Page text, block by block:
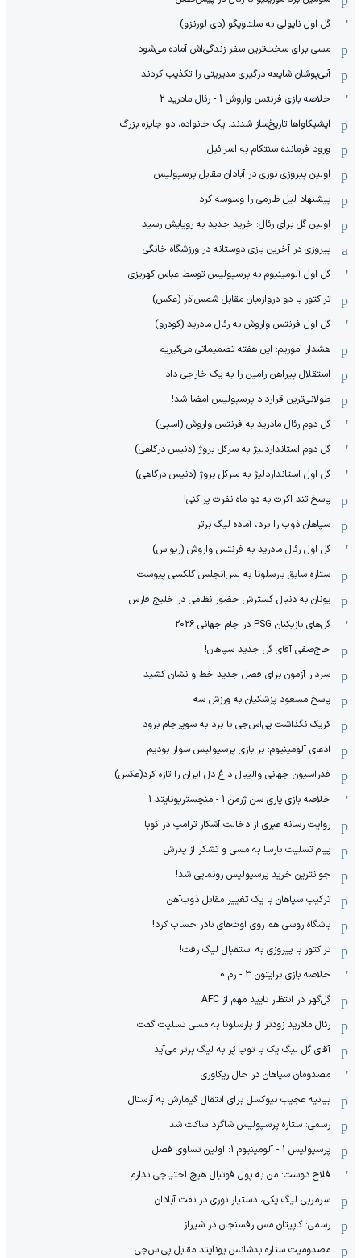
گل اول ناپولی به سلتاویگو (دی لورنزو)
مسی برای سخت‌ترین سفر زندگی‌اش آماده می‌شود
آبی‌پوشان شایعه درگیری مدیریتی را تکذیب کردند
خلاصه بازی فرنتس واروش 1 - رئال مادرید 2
ایشیکاوا‌ها تاریخ‌ساز شدند: یک خانواده، دو جایزه بزرگ
ورود فرمانده سنتکام به اسرائیل
اولین پیروزی نوری در آبادان مقابل پرسپولیس
پیشنهاد لیل طارمی را وسوسه کرد
اولین گل برای رئال: خرید جدید به رویایش رسید
پیروزی در آخرین بازی دوستانه در ورزشگاه خانگی
گل اول آلومینیوم به پرسپولیس توسط عباس کهریزی
تراکتور با دو دروازه‌بان مقابل شمس‌آذر (عکس)
گل اول فرنتس واروش به رئال مادرید (کودرو)
هشدار آموریم: این هفته تصمیماتی می‌گیریم
استقلال پیراهن رامین را به یک خارجی داد
طولانی‌ترین قرارداد پرسپولیس امضا شد!
گل دوم رئال مادرید به فرنتس واروش (اسپی)
گل دوم استانداردلیژ به سرکل بروژ (دنیس درگاهی)
گل اول استانداردلیژ به سرکل بروژ (دنیس درگاهی)
پاسخ تند اکرت به دو ماه نفرت پراکنی!
سپاهان ذوب را برد، آماده لیگ برتر
گل اول رئال مادرید به فرنتس واروش (ریواس)
ستاره سابق بارسلونا به لس‌آنجلس گلکسی پیوست
یونان به دنبال گسترش حضور نظامی در خلیج فارس
گل‌های بازیکنان PSG در جام جهانی 2026
حاج‌صفی آقای گل جدید سپاهان!
سردار آزمون برای فصل جدید خط و نشان کشید
پاسخ مسعود پزشکیان به ورزش سه
کریک نگذاشت پی‌اس‌جی با برد به سوپرجام برود
ادعای آلومینیوم: بر بازی پرسپولیس سوار بودیم
فدراسیون جهانی والیبال داغ دل ایران را تازه کرد(عکس)
خلاصه بازی پاری سن ژرمن 1 - منچستریونایتد 1
روایت رسانه عبری از دخالت آشکار ترامپ در کوبا
پیام تسلیت بارسا به مسی و تشکر از پدرش
جوانترین خرید پرسپولیس رونمایی شد!
ترکیب سپاهان با یک تغییر مقابل ذوب‌آهن
باشگاه روسی هم روی اوت‌های نادر حساب کرد!
تراکتور با پیروزی به استقبال لیگ رفت!
خلاصه بازی برایتون 3 - رم 0
گل‌گهر در انتظار تایید مهم از ‌AFC
رئال مادرید زودتر از بارسلونا به مسی تسلیت گفت
آقای گل لیگ یک با توپ پُر به لیگ برتر می‌آید
مصدومان سپاهان در حال ریکاوری
بیانیه عجیب نیوکسل برای انتقال گیمارش به آرسنال
رسمی: ستاره پرسپولیس شاگرد ساکت شد
پرسپولیس 1 - آلومینیوم 1: اولین تساوی فصل
فلاح دوست: من به پول فوتبال هیچ احتیاجی ندارم
سرمربی لیگ یکی، دستیار نوری در نفت آبادان
رسمی: کاپیتان مس رفسنجان در شیراز
مصدومیت ستاره بدشانس یونایتد مقابل پی‌اس‌جی